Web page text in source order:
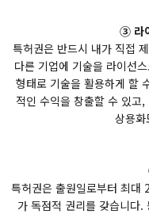
③ 라
특허권은 반드시 내가 직접
다른 기업에 기술을 라이선
형태로 기술을 활용하게 할
적인 수익을 창출할 수 있고
상용
특허권은 출원일로부터 최대
가 독점적 권리를 갖습니다